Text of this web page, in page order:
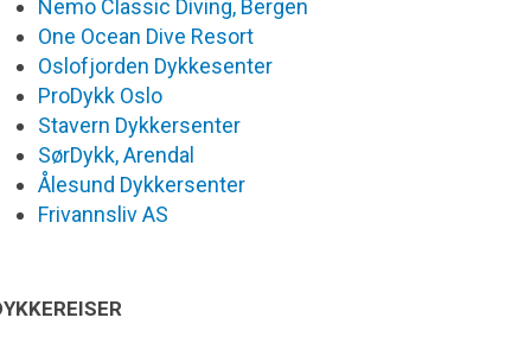
Nemo Classic Diving, Bergen
One Ocean Dive Resort
Oslofjorden Dykkesenter
ProDykk Oslo
Stavern Dykkersenter
SørDykk, Arendal
Ålesund Dykkersenter
Frivannsliv AS